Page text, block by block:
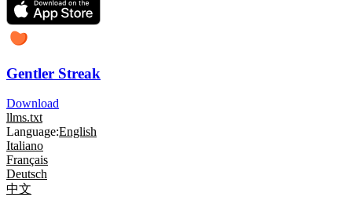
Gentler Streak
Download
llms.txt
Language:English
Italiano
Français
Deutsch
中文